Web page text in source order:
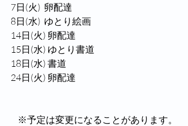
7日(火)  卵配達
8日(水)  ゆとり絵画
14日(火) 卵配達
15日(水) ゆとり書道
18日(水) 書道
24日(火) 卵配達
※予定は変更になることがあります。